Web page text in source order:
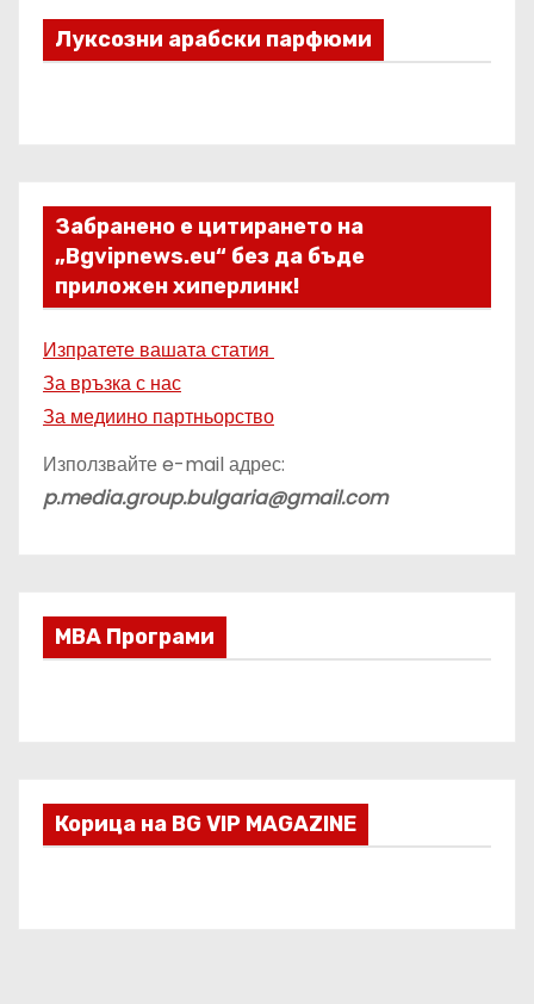
Луксозни арабски парфюми
Забранено е цитирането на
„Bgvipnews.eu“ без да бъде
приложен хиперлинк!
Изпратете вашата статия
За връзка с нас
За медиино партньорство
Използвайте e-mail адрес:
p.media.group.bulgaria@gmail.com
МВА Програми
Корица на BG VIP MAGAZINE